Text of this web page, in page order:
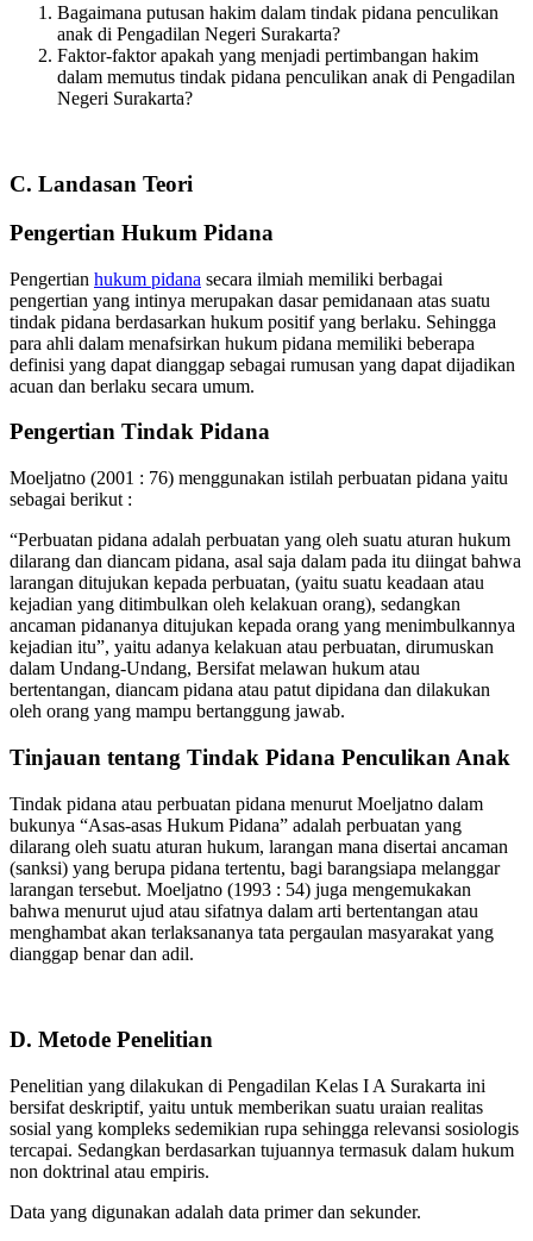
Bagaimana putusan hakim dalam tindak pidana penculikan
anak di Pengadilan Negeri Surakarta?
Faktor-faktor apakah yang menjadi pertimbangan hakim
dalam memutus tindak pidana penculikan anak di Pengadilan
Negeri Surakarta?
C. Landasan Teori
Pengertian Hukum Pidana
Pengertian hukum pidana secara ilmiah memiliki berbagai
pengertian yang intinya merupakan dasar pemidanaan atas suatu
tindak pidana berdasarkan hukum positif yang berlaku. Sehingga
para ahli dalam menafsirkan hukum pidana memiliki beberapa
definisi yang dapat dianggap sebagai rumusan yang dapat dijadikan
acuan dan berlaku secara umum.
Pengertian Tindak Pidana
Moeljatno (2001 : 76) menggunakan istilah perbuatan pidana yaitu
sebagai berikut :
“Perbuatan pidana adalah perbuatan yang oleh suatu aturan hukum
dilarang dan diancam pidana, asal saja dalam pada itu diingat bahwa
larangan ditujukan kepada perbuatan, (yaitu suatu keadaan atau
kejadian yang ditimbulkan oleh kelakuan orang), sedangkan
ancaman pidananya ditujukan kepada orang yang menimbulkannya
kejadian itu”, yaitu adanya kelakuan atau perbuatan, dirumuskan
dalam Undang-Undang, Bersifat melawan hukum atau
bertentangan, diancam pidana atau patut dipidana dan dilakukan
oleh orang yang mampu bertanggung jawab.
Tinjauan tentang Tindak Pidana Penculikan Anak
Tindak pidana atau perbuatan pidana menurut Moeljatno dalam
bukunya “Asas-asas Hukum Pidana” adalah perbuatan yang
dilarang oleh suatu aturan hukum, larangan mana disertai ancaman
(sanksi) yang berupa pidana tertentu, bagi barangsiapa melanggar
larangan tersebut. Moeljatno (1993 : 54) juga mengemukakan
bahwa menurut ujud atau sifatnya dalam arti bertentangan atau
menghambat akan terlaksananya tata pergaulan masyarakat yang
dianggap benar dan adil.
D. Metode Penelitian
Penelitian yang dilakukan di Pengadilan Kelas I A Surakarta ini
bersifat deskriptif, yaitu untuk memberikan suatu uraian realitas
sosial yang kompleks sedemikian rupa sehingga relevansi sosiologis
tercapai. Sedangkan berdasarkan tujuannya termasuk dalam hukum
non doktrinal atau empiris.
Data yang digunakan adalah data primer dan sekunder.